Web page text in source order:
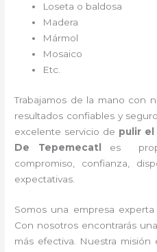
Loseta o baldosa
Madera
Mármol
Mosaico
Etc.
Trabajamos de la mano con
resultados confiables y
excelente servicio de pulir el
De Tepemecatl es
compromiso, confianza,
expectativas.
Somos una empresa
Con nosotros encontrarás
más efectiva. Nuestra